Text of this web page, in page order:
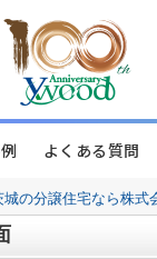
よくある質問
の分譲住宅なら株式